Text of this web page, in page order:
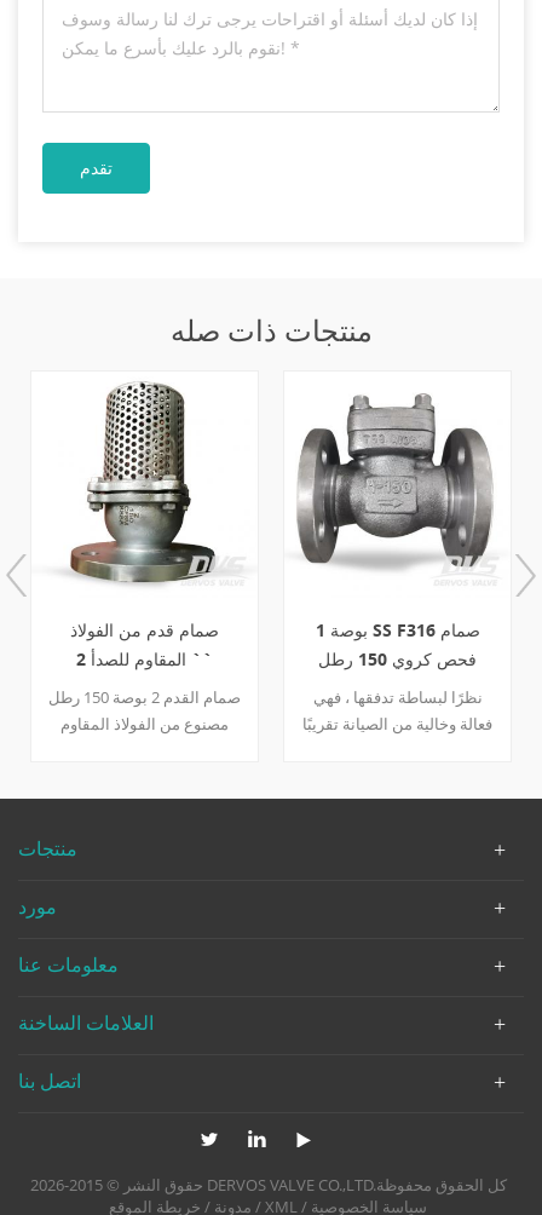
منتجات ذات صله
1 بوصة SS F316 صمام
فحص كروي 150 رطل
الترددات اللاسلكية
نظرًا لبساطة تدفقها ، فهي
فعالة وخالية من الصيانة تقريبًا
شائع في محطات الرفع
الكربون الصلب رفع الربيع
تحميل صمام صمام RF
DN50 PN40
هذا صمام الاختيار المحملة في
الربيع، المصنوع وفقا ل
أو مادة الجسم 1.0619 تمكين
منتجات
مورد
معلومات عنا
العلامات الساخنة
اتصل بنا
حقوق النشر © 2015-2026 DERVOS VALVE CO.,LTD.كل الحقوق محفوظة
مدونة / خريطة الموقع /XML/ سياسة الخصوصية